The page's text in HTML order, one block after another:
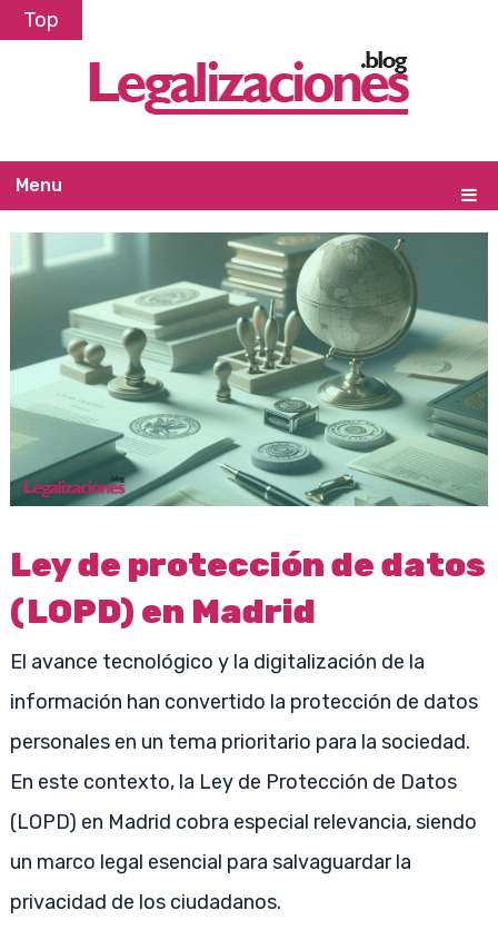
Top
Menu
Ley de protección de datos
(LOPD) en Madrid
El avance tecnológico y la digitalización de la
información han convertido la protección de datos
personales en un tema prioritario para la sociedad.
En este contexto, la Ley de Protección de Datos
(LOPD) en Madrid cobra especial relevancia, siendo
un marco legal esencial para salvaguardar la
privacidad de los ciudadanos.